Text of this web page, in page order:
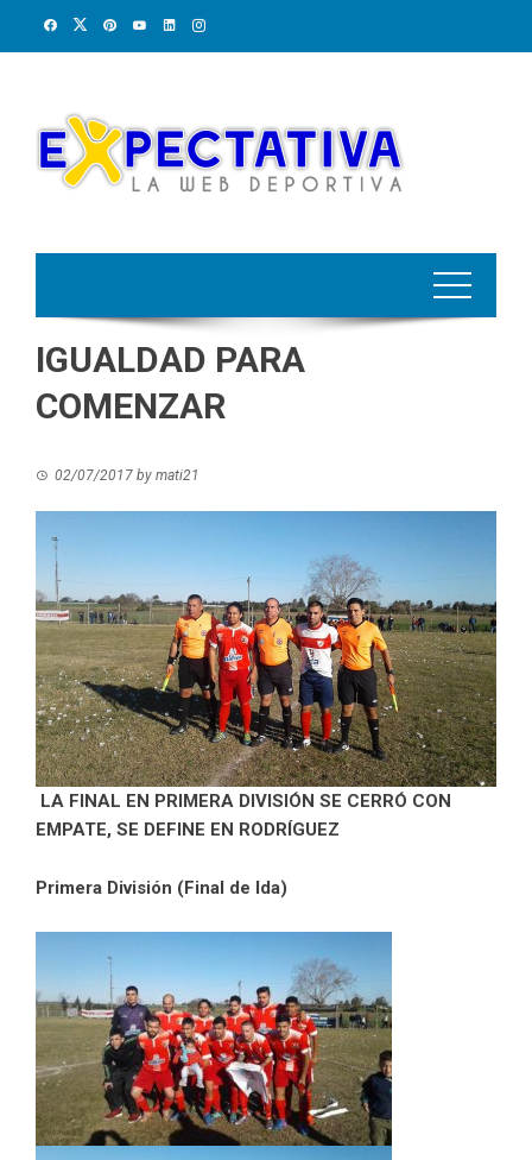
IGUALDAD PARA
COMENZAR
02/07/2017 by mati21
LA FINAL EN PRIMERA DIVISIÓN SE CERRÓ CON
EMPATE, SE DEFINE EN RODRÍGUEZ
Primera División (Final de Ida)